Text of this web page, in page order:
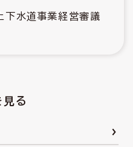
下水道事業経営審議
見る